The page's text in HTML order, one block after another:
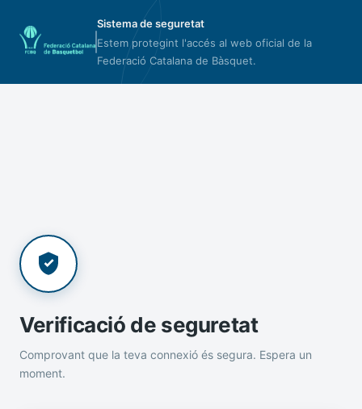
Sistema de seguretat
Estem protegint l'accés al web oficial de la
Federació Catalana de Bàsquet.
Verificació de seguretat
Comprovant que la teva connexió és segura. Espera un
moment.